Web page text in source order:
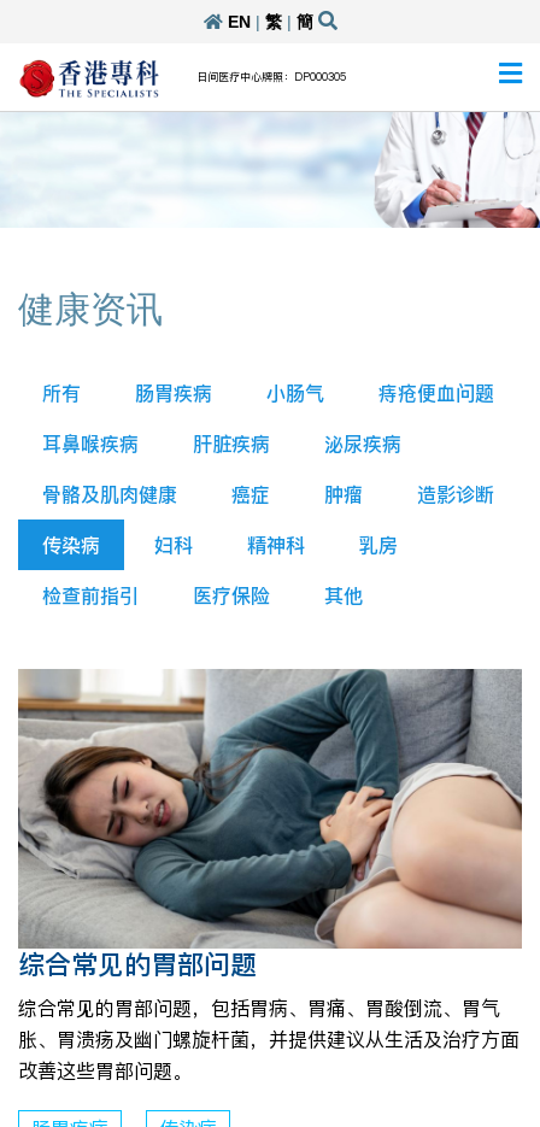
EN| 繁| 簡
日间医疗中心牌照：DP000305
健康资讯
所有 肠胃疾病 小肠气
痔疮便血问题
耳鼻喉疾病
肝脏疾病
泌尿疾病
骨骼及肌肉健康
癌症 肿瘤
造影诊断
传染病
妇科 精神科
乳房
检查前指引
医疗保险 其他
综合常见的胃部问题
综合常见的胃部问题，包括胃病、胃痛、胃酸倒流、胃气
胀、胃溃疡及幽门螺旋杆菌，并提供建议从生活及治疗方面
改善这些胃部问题。